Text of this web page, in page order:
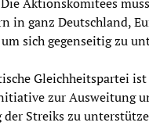
Aktionskomitees
in ganz Deutschland,
sich gegenseitig zu
Gleichheitspartei
zur Ausweitung
Streiks zu